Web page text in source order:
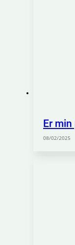
Er
08/02/2025